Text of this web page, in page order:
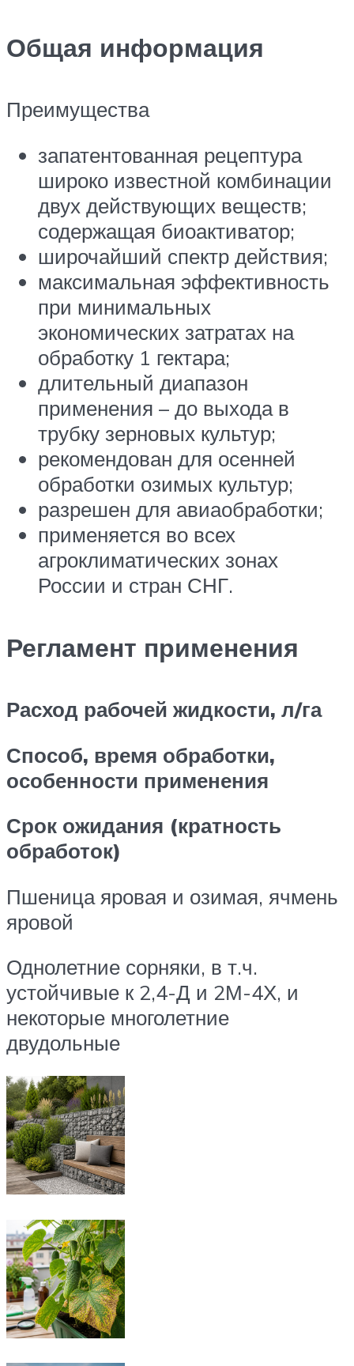
Общая информация
Преимущества
запатентованная рецептура
широко известной комбинации
двух действующих веществ;
содержащая биоактиватор;
широчайший спектр действия;
максимальная эффективность
при минимальных
экономических затратах на
обработку 1 гектара;
длительный диапазон
применения – до выхода в
трубку зерновых культур;
рекомендован для осенней
обработки озимых культур;
разрешен для авиаобработки;
применяется во всех
агроклиматических зонах
России и стран СНГ.
Регламент применения
Расход рабочей жидкости, л/га
Способ, время обработки,
особенности применения
Срок ожидания (кратность
обработок)
Пшеница яровая и озимая, ячмень
яровой
Однолетние сорняки, в т.ч.
устойчивые к 2,4-Д и 2М-4Х, и
некоторые многолетние
двудольные